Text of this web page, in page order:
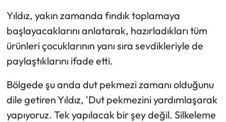
Yıldız, yakın zamanda fındık toplamaya
başlayacaklarını anlatarak, hazırladıkları tüm
ürünleri çocuklarının yanı sıra sevdikleriyle de
paylaştıklarını ifade etti.
Bölgede şu anda dut pekmezi zamanı olduğunu
dile getiren Yıldız, 'Dut pekmezini yardımlaşarak
yapıyoruz. Tek yapılacak bir şey değil. Silkeleme